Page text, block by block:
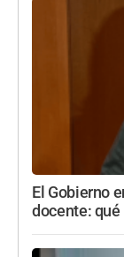
El Gobierno
docente: qué